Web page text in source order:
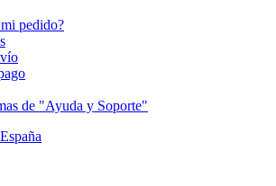
pedido?
de "Ayuda y Soporte"